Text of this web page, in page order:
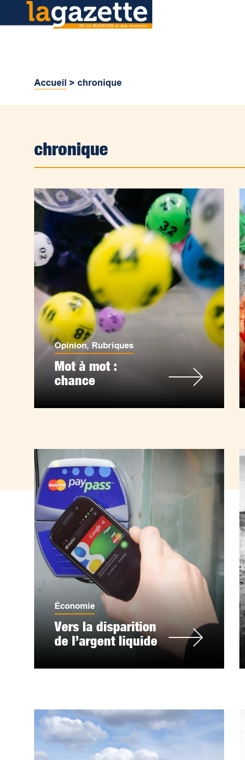
Accueil >chronique
chronique
Opinion, Rubriques
Mot à mot :
chance
Économie
Vers la disparition
de l’argent liquide